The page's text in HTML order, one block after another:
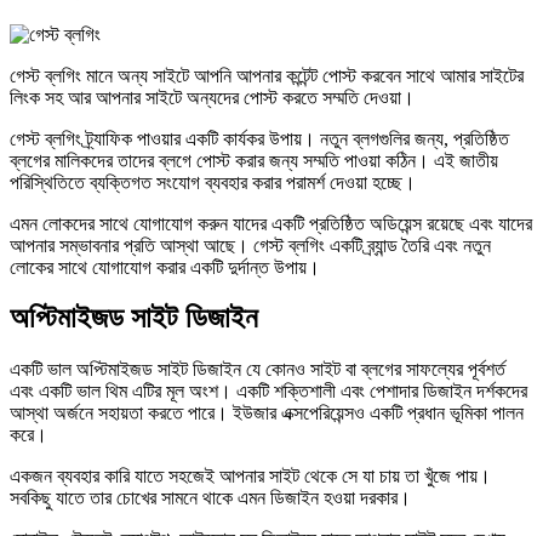
গেস্ট ব্লগিং মানে অন্য সাইটে আপনি আপনার কন্টেন্ট পোস্ট করবেন সাথে আমার সাইটের
লিংক সহ আর আপনার সাইটে অন্যদের পোস্ট করতে সম্মতি দেওয়া।
গেস্ট ব্লগিং ট্র্যাফিক পাওয়ার একটি কার্যকর উপায়। নতুন ব্লগগুলির জন্য, প্রতিষ্ঠিত
ব্লগের মালিকদের তাদের ব্লগে পোস্ট করার জন্য সম্মতি পাওয়া কঠিন। এই জাতীয়
পরিস্থিতিতে ব্যক্তিগত সংযোগ ব্যবহার করার পরামর্শ দেওয়া হচ্ছে।
এমন লোকদের সাথে যোগাযোগ করুন যাদের একটি প্রতিষ্ঠিত অডিয়েন্স রয়েছে এবং যাদের
আপনার সম্ভাবনার প্রতি আস্থা আছে। গেস্ট ব্লগিং একটি ব্র্যান্ড তৈরি এবং নতুন
লোকের সাথে যোগাযোগ করার একটি দুর্দান্ত উপায়।
অপ্টিমাইজড সাইট ডিজাইন
একটি ভাল অপ্টিমাইজড সাইট ডিজাইন যে কোনও সাইট বা ব্লগের সাফল্যের পূর্বশর্ত
এবং একটি ভাল থিম এটির মূল অংশ। একটি শক্তিশালী এবং পেশাদার ডিজাইন দর্শকদের
আস্থা অর্জনে সহায়তা করতে পারে। ইউজার এক্সপেরিয়েন্সও একটি প্রধান ভূমিকা পালন
করে।
একজন ব্যবহার কারি যাতে সহজেই আপনার সাইট থেকে সে যা চায় তা খুঁজে পায়।
সবকিছু যাতে তার চোখের সামনে থাকে এমন ডিজাইন হওয়া দরকার।